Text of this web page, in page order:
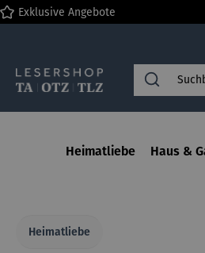
Zur Hauptnavigation
Exklusive Angebote
Heimatliebe Haus &
Heimatliebe